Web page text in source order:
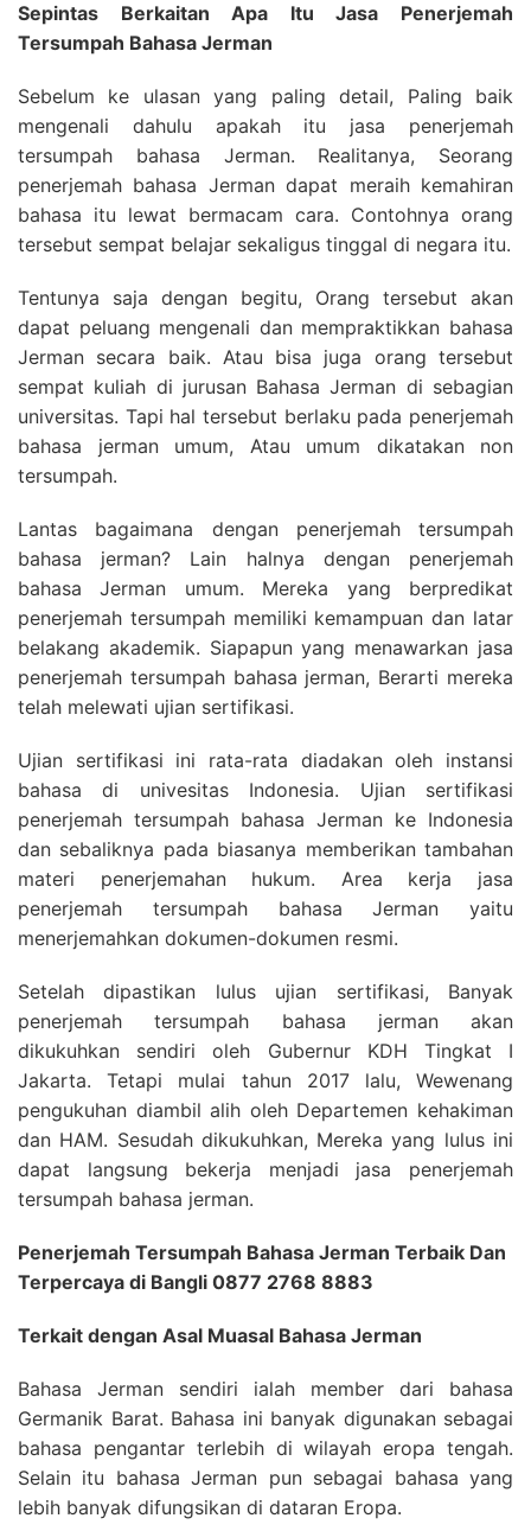
Sepintas Berkaitan Apa Itu Jasa Penerjemah
Tersumpah Bahasa Jerman
Sebelum ke ulasan yang paling detail, Paling baik
mengenali dahulu apakah itu jasa penerjemah
tersumpah bahasa Jerman. Realitanya, Seorang
penerjemah bahasa Jerman dapat meraih kemahiran
bahasa itu lewat bermacam cara. Contohnya orang
tersebut sempat belajar sekaligus tinggal di negara itu.
Tentunya saja dengan begitu, Orang tersebut akan
dapat peluang mengenali dan mempraktikkan bahasa
Jerman secara baik. Atau bisa juga orang tersebut
sempat kuliah di jurusan Bahasa Jerman di sebagian
universitas. Tapi hal tersebut berlaku pada penerjemah
bahasa jerman umum, Atau umum dikatakan non
tersumpah.
Lantas bagaimana dengan penerjemah tersumpah
bahasa jerman? Lain halnya dengan penerjemah
bahasa Jerman umum. Mereka yang berpredikat
penerjemah tersumpah memiliki kemampuan dan latar
belakang akademik. Siapapun yang menawarkan jasa
penerjemah tersumpah bahasa jerman, Berarti mereka
telah melewati ujian sertifikasi.
Ujian sertifikasi ini rata-rata diadakan oleh instansi
bahasa di univesitas Indonesia. Ujian sertifikasi
penerjemah tersumpah bahasa Jerman ke Indonesia
dan sebaliknya pada biasanya memberikan tambahan
materi penerjemahan hukum. Area kerja jasa
penerjemah tersumpah bahasa Jerman yaitu
menerjemahkan dokumen-dokumen resmi.
Setelah dipastikan lulus ujian sertifikasi, Banyak
penerjemah tersumpah bahasa jerman akan
dikukuhkan sendiri oleh Gubernur KDH Tingkat I
Jakarta. Tetapi mulai tahun 2017 lalu, Wewenang
pengukuhan diambil alih oleh Departemen kehakiman
dan HAM. Sesudah dikukuhkan, Mereka yang lulus ini
dapat langsung bekerja menjadi jasa penerjemah
tersumpah bahasa jerman.
Penerjemah Tersumpah Bahasa Jerman Terbaik Dan
Terpercaya di Bangli 0877 2768 8883
Terkait dengan Asal Muasal Bahasa Jerman
Bahasa Jerman sendiri ialah member dari bahasa
Germanik Barat. Bahasa ini banyak digunakan sebagai
bahasa pengantar terlebih di wilayah eropa tengah.
Selain itu bahasa Jerman pun sebagai bahasa yang
lebih banyak difungsikan di dataran Eropa.